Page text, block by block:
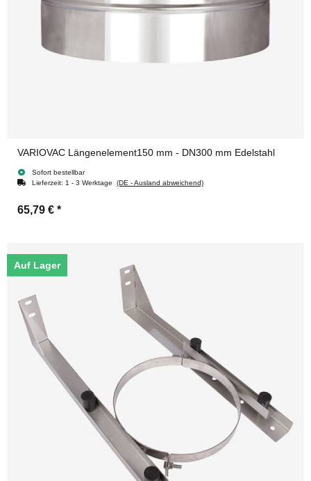
VARIOVAC Längenelement150 mm - DN300 mm Edelstahl
Sofort bestellbar
Lieferzeit: 1 - 3 Werktage (DE - Ausland abweichend)
65,79 € *
Auf Lager